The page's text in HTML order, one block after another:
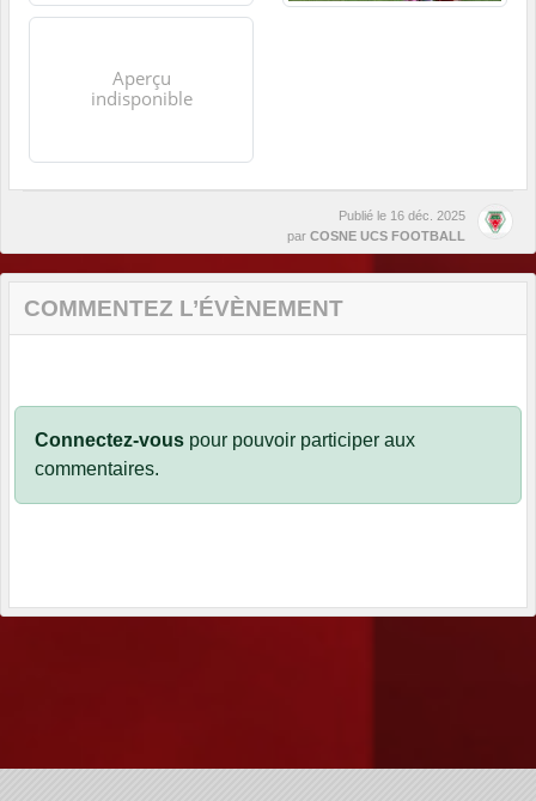
Publié le 16 déc. 2025
par COSNE UCS FOOTBALL
COMMENTEZ L’ÉVÈNEMENT
Connectez-vous pour pouvoir participer aux
commentaires.